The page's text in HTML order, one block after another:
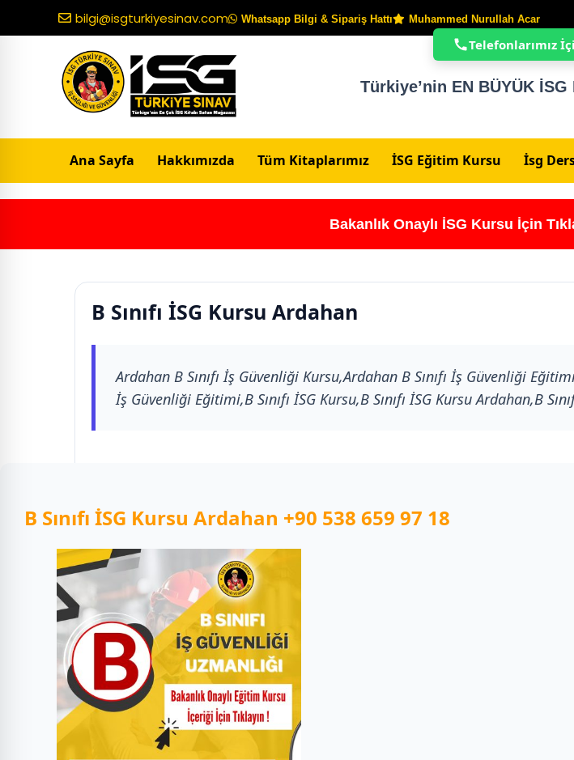
bilgi@isgturkiyesinav.com Whatsapp Bilgi & Sipariş Hattı Muhammed Nurullah Acar
Türkiye’nin EN BÜYÜK
Ana Sayfa Hakkımızda Tüm Kitaplarımız İSG Eğitim Kursu İsg
Bakanlık Onaylı İSG Kursu İçin
B Sınıfı İSG Kursu Ardahan
Ardahan B Sınıfı İş Güvenliği Kursu,Ardahan B Sınıfı İş Güvenliği
İş Güvenliği Eğitimi,B Sınıfı İSG Kursu,B Sınıfı İSG Kursu Ardahan,B
B Sınıfı İSG Kursu Ardahan +90 538 659 97 18
Telefonlarımız